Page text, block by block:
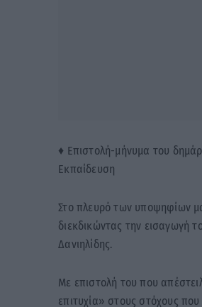
♦ Επιστολή-μήνυμα του
Εκπαίδευση
Στο πλευρό των υποψηφίων
διεκδικώντας την εισαγωγή
Δανιηλίδης.
Με επιστολή του που
επιτυχία» στους στόχους